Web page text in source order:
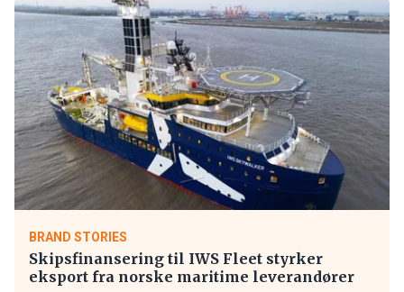
BRAND STORIES
Skipsfinansering til IWS Fleet styrker
eksport fra norske maritime leverandører